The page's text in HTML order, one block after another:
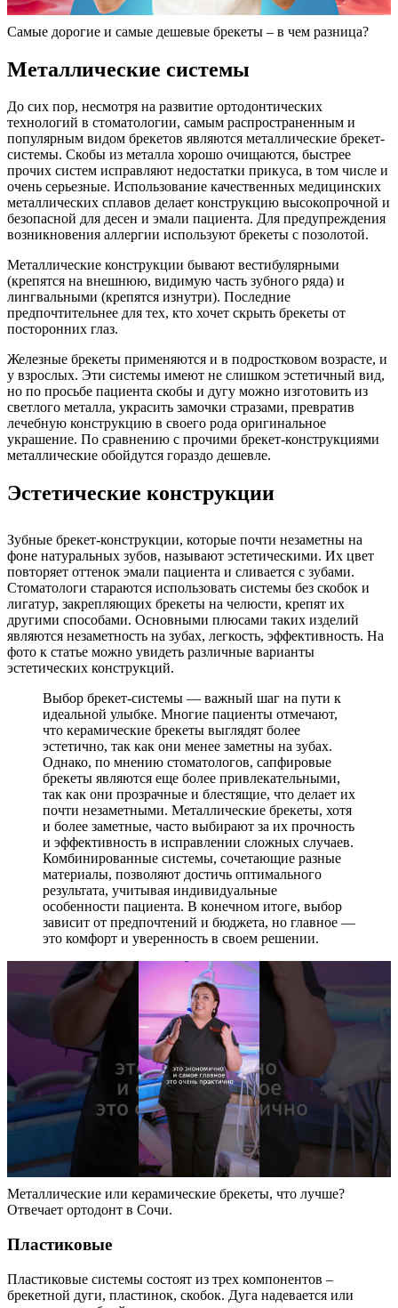
Самые дорогие и самые дешевые брекеты – в чем разница?
Металлические системы
До сих пор, несмотря на развитие ортодонтических
технологий в стоматологии, самым распространенным и
популярным видом брекетов являются металлические брекет-
системы. Скобы из металла хорошо очищаются, быстрее
прочих систем исправляют недостатки прикуса, в том числе и
очень серьезные. Использование качественных медицинских
металлических сплавов делает конструкцию высокопрочной и
безопасной для десен и эмали пациента. Для предупреждения
возникновения аллергии используют брекеты с позолотой.
Металлические конструкции бывают вестибулярными
(крепятся на внешнюю, видимую часть зубного ряда) и
лингвальными (крепятся изнутри). Последние
предпочтительнее для тех, кто хочет скрыть брекеты от
посторонних глаз.
Железные брекеты применяются и в подростковом возрасте, и
у взрослых. Эти системы имеют не слишком эстетичный вид,
но по просьбе пациента скобы и дугу можно изготовить из
светлого металла, украсить замочки стразами, превратив
лечебную конструкцию в своего рода оригинальное
украшение. По сравнению с прочими брекет-конструкциями
металлические обойдутся гораздо дешевле.
Эстетические конструкции
Зубные брекет-конструкции, которые почти незаметны на
фоне натуральных зубов, называют эстетическими. Их цвет
повторяет оттенок эмали пациента и сливается с зубами.
Стоматологи стараются использовать системы без скобок и
лигатур, закрепляющих брекеты на челюсти, крепят их
другими способами. Основными плюсами таких изделий
являются незаметность на зубах, легкость, эффективность. На
фото к статье можно увидеть различные варианты
эстетических конструкций.
Выбор брекет-системы — важный шаг на пути к
идеальной улыбке. Многие пациенты отмечают,
что керамические брекеты выглядят более
эстетично, так как они менее заметны на зубах.
Однако, по мнению стоматологов, сапфировые
брекеты являются еще более привлекательными,
так как они прозрачные и блестящие, что делает их
почти незаметными. Металлические брекеты, хотя
и более заметные, часто выбирают за их прочность
и эффективность в исправлении сложных случаев.
Комбинированные системы, сочетающие разные
материалы, позволяют достичь оптимального
результата, учитывая индивидуальные
особенности пациента. В конечном итоге, выбор
зависит от предпочтений и бюджета, но главное —
это комфорт и уверенность в своем решении.
Металлические или керамические брекеты, что лучше?
Отвечает ортодонт в Сочи.
Пластиковые
Пластиковые системы состоят из трех компонентов –
брекетной дуги, пластинок, скобок. Дуга надевается или